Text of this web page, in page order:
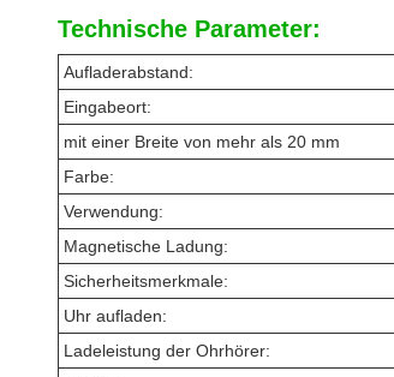
Technische Parameter:
Aufladerabstand:
Eingabeort:
mit einer Breite von mehr als 20 mm
Farbe:
Verwendung:
Magnetische Ladung:
Sicherheitsmerkmale:
Uhr aufladen:
Ladeleistung der Ohrhörer: